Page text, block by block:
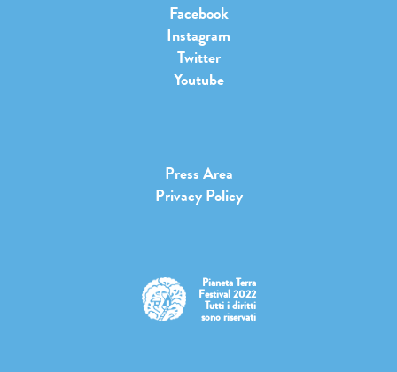
Facebook
Instagram
Twitter
Youtube
Press Area
Privacy Policy
Pianeta Terra
Festival 2022
Tutti i diritti
sono riservati